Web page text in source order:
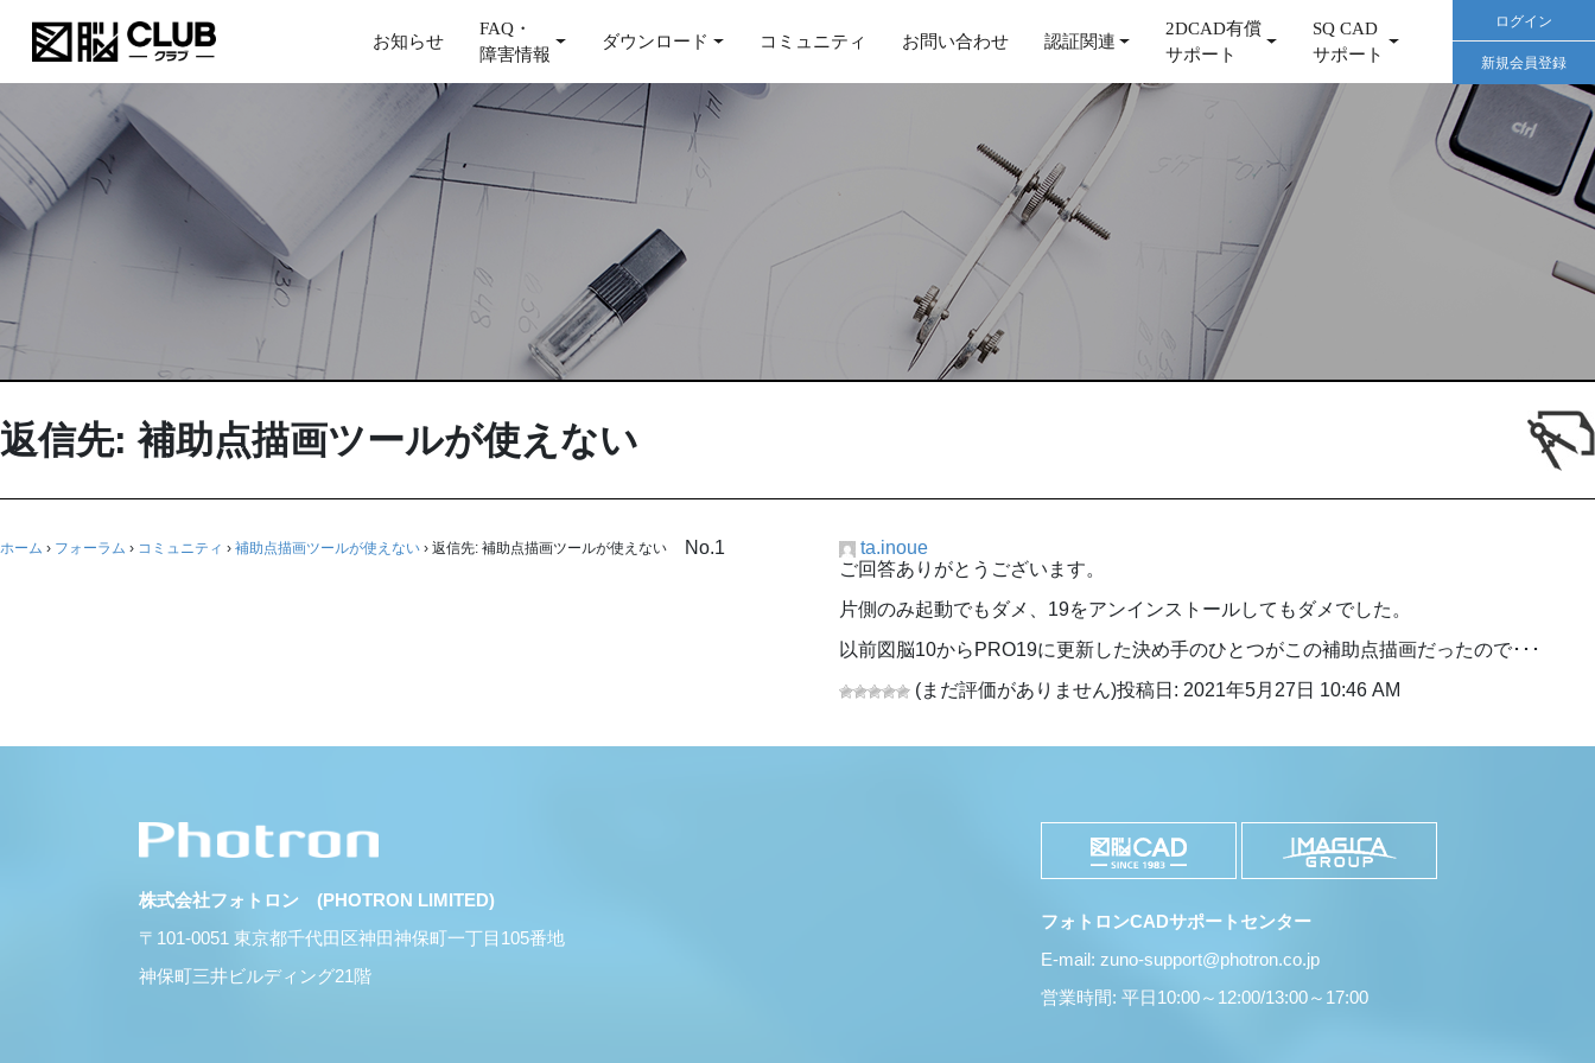
お知らせ
FAQ・
障害情報
ダウンロード コミュニティ お問い合わせ 認証関連
2DCAD有償
サポート
SQ CAD
サポート
ログイン
新規会員登録
返信先: 補助点描画ツールが使えない
ホーム › フォーラム › コミュニティ › 補助点描画ツールが使えない › 返信先: 補助点描画ツールが使えない No.1
ta.inoue
ご回答ありがとうございます。
片側のみ起動でもダメ、19をアンインストールしてもダメでした。
以前図脳10からPRO19に更新した決め手のひとつがこの補助点描画だったので･･･
(まだ評価がありません)投稿日: 2021年5月27日 10:46 AM
株式会社フォトロン (PHOTRON LIMITED)
〒101-0051 東京都千代田区神田神保町一丁目105番地
神保町三井ビルディング21階
フォトロンCADサポートセンター
E-mail: zuno-support@photron.co.jp
営業時間: 平日10:00～12:00/13:00～17:00